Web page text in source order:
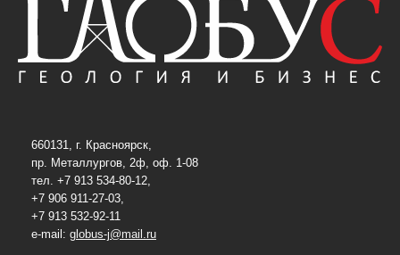
660131, г. Красноярск,
пр. Металлургов, 2ф, оф. 1-08
тел. +7 913 534-80-12,
+7 906 911-27-03,
+7 913 532-92-11
e-mail: globus-j@mail.ru